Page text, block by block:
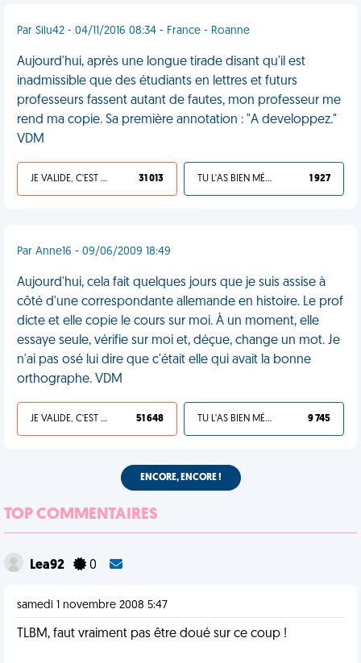
Par Silu42 - 04/11/2016 08:34 - France - Roanne
Aujourd'hui, après une longue tirade disant qu'il est
inadmissible que des étudiants en lettres et futurs
professeurs fassent autant de fautes, mon professeur me
rend ma copie. Sa première annotation : "A developpez."
VDM
JE VALIDE, C'EST UNE VDM 31 013 TU L'AS BIEN MÉRITÉ 1 927
Par Anne16 - 09/06/2009 18:49
Aujourd'hui, cela fait quelques jours que je suis assise à
côté d'une correspondante allemande en histoire. Le prof
dicte et elle copie le cours sur moi. À un moment, elle
essaye seule, vérifie sur moi et, déçue, change un mot. Je
n'ai pas osé lui dire que c'était elle qui avait la bonne
orthographe. VDM
JE VALIDE, C'EST UNE VDM 51 648 TU L'AS BIEN MÉRITÉ 9 745
ENCORE, ENCORE !
TOP COMMENTAIRES
Lea92 0
samedi 1 novembre 2008 5:47
TLBM, faut vraiment pas être doué sur ce coup !